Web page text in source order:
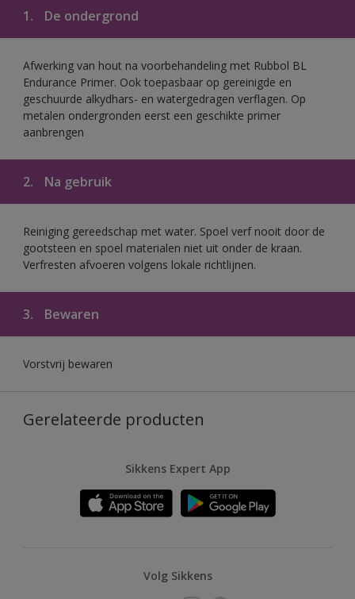
1. De ondergrond
Afwerking van hout na voorbehandeling met Rubbol BL
Endurance Primer. Ook toepasbaar op gereinigde en
geschuurde alkydhars- en watergedragen verflagen. Op
metalen ondergronden eerst een geschikte primer
aanbrengen
2. Na gebruik
Reiniging gereedschap met water. Spoel verf nooit door de
gootsteen en spoel materialen niet uit onder de kraan.
Verfresten afvoeren volgens lokale richtlijnen.
3. Bewaren
Vorstvrij bewaren
Gerelateerde producten
Sikkens Expert App
Volg Sikkens